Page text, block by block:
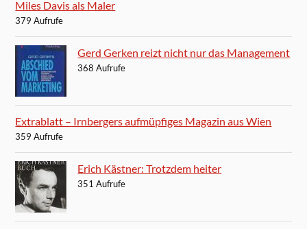
Miles Davis als Maler
379 Aufrufe
Gerd Gerken reizt nicht nur das Management
368 Aufrufe
Extrablatt – Irnbergers aufmüpfiges Magazin aus Wien
359 Aufrufe
Erich Kästner: Trotzdem heiter
351 Aufrufe